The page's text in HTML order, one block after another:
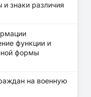
знаки различия
функции и
формы
на военную